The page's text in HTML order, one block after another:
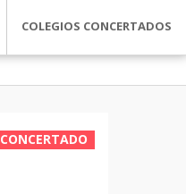
COLEGIOS CONCERTADOS
CONCERTADO